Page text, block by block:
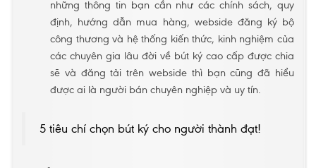
những thông tin bạn cần như các chính sách, quy
định, hướng dẫn mua hàng, webside đăng ký bộ
công thương và hệ thống kiến thức, kinh nghiệm của
các chuyên gia lâu đời về bút ký cao cấp được chia
sẽ và đăng tải trên webside thì bạn cũng đã hiểu
được ai là người bán chuyên nghiệp và uy tín.
5 tiêu chí chọn bút ký cho người thành đạt!